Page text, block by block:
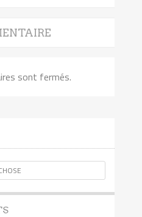
sont fermés.